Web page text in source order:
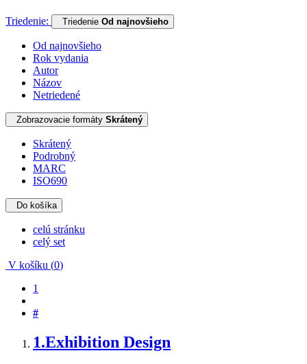
Triedenie: Triedenie Od najnovšieho
Od najnovšieho
Rok vydania
Autor
Názov
Netriedené
Zobrazovacie formáty Skrátený
Skrátený
Podrobný
MARC
ISO690
Do košíka
celú stránku
celý set
V košíku (0)
1
#
1.Exhibition Design